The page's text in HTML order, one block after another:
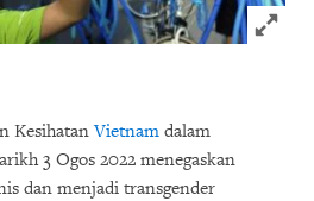
Click to
KesihatanVietnam dalam
3 Ogos 2022 menegaskan
dan menjadi transgender